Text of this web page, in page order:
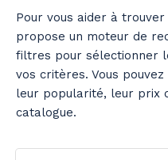
Pour vous aider à
propose un moteur de
filtres pour sélectionner
vos critères. Vous
leur popularité, leur prix
catalogue.